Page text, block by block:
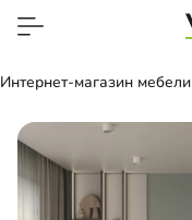
Интернет-магазин мебели